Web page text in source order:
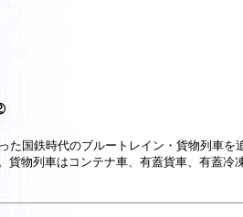
国鉄時代のブルートレイン・貨物列車を
物列車はコンテナ車、有蓋貨車、有蓋